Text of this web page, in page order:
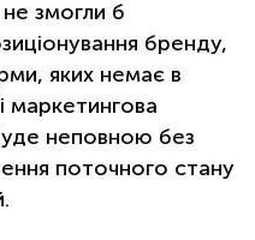
змогли б
бренду,
яких немає в
маркетингова
неповною без
поточного стану